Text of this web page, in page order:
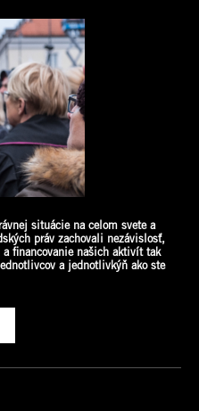
situácie na celom svete a
práv zachovali nezávislosť,
financovanie našich aktivít tak
a jednotlivkýň ako ste